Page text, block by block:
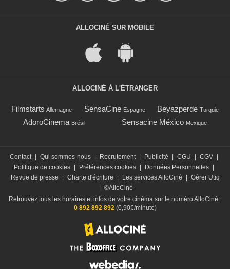
ALLOCINÉ SUR MOBILE
ALLOCINÉ À L'ÉTRANGER
Filmstarts Allemagne SensaCine Espagne Beyazperde Turquie
AdoroCinema Brésil Sensacine México Mexique
Contact Qui sommes-nous Recrutement Publicité CGU CGV
Politique de cookies
Préférences cookies Données Personnelles
Revue de presse
Charte d'écriture Les services AlloCiné
Gérer Utiq
©AlloCiné
Retrouvez tous les horaires et infos de votre cinéma sur le numéro AlloCiné :
0 892 892 892(0,90€/minute)